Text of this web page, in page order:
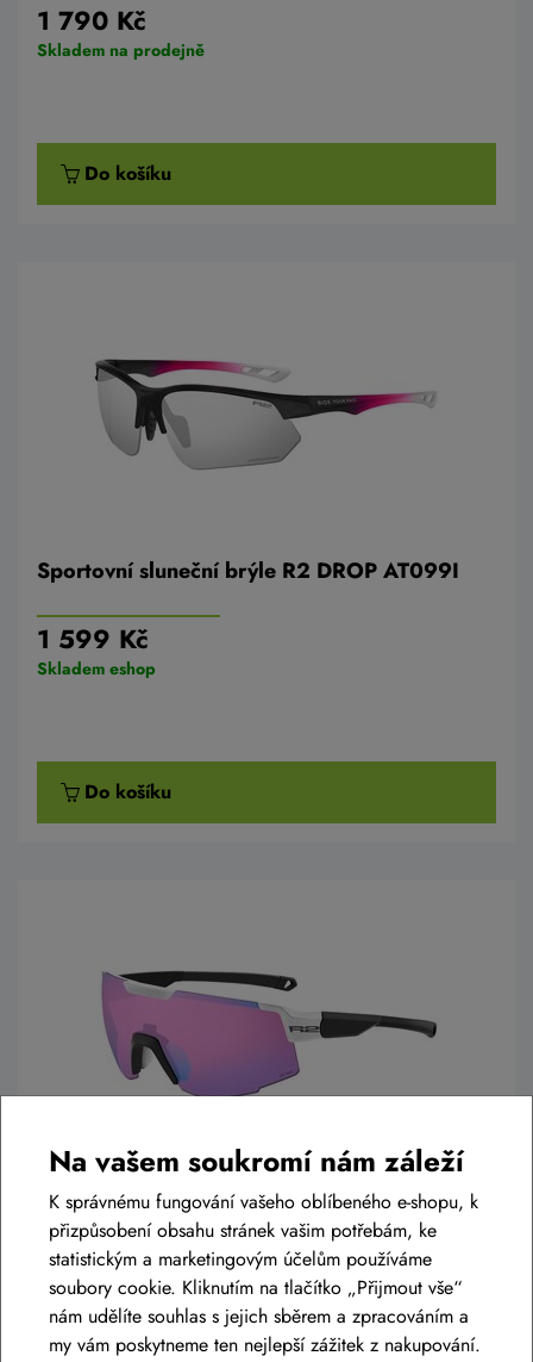
1 790 Kč
Skladem na prodejně
Do košíku
Sportovní sluneční brýle R2 DROP AT099I
1 599 Kč
Skladem eshop
Do košíku
Sportovní sluneční brýle R2 EDGE AT101B
1 599 Kč
Skladem eshop
Na vašem soukromí nám záleží
K správnému fungování vašeho oblíbeného e-shopu, k
přizpůsobení obsahu stránek vašim potřebám, ke
statistickým a marketingovým účelům používáme
soubory cookie. Kliknutím na tlačítko „Přijmout vše“
nám udělíte souhlas s jejich sběrem a zpracováním a
my vám poskytneme ten nejlepší zážitek z nakupování.